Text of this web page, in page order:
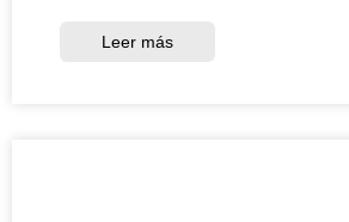
Leer más